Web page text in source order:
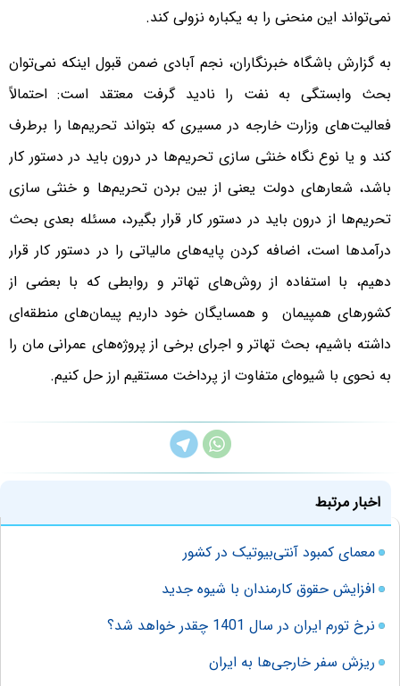
نمی‌تواند این منحنی را به یکباره نزولی کند.
به گزارش باشگاه خبرنگاران، نجم آبادی ضمن قبول اینکه نمی‌توان
بحث وابستگی به نفت را نادید گرفت معتقد است: احتمالاً
فعالیت‌های وزارت خارجه در مسیری که بتواند تحریم‌ها را برطرف
کند و یا نوع نگاه خنثی سازی تحریم‌ها در درون باید در دستور کار
باشد، شعار‌های دولت یعنی از بین بردن تحریم‌ها و خنثی سازی
تحریم‌ها از درون باید در دستور کار قرار بگیرد، مسئله بعدی بحث
درآمد‌ها است، اضافه کردن پایه‌های مالیاتی را در دستور کار قرار
دهیم، با استفاده از روش‌های تهاتر و روابطی که با بعضی از
کشور‌های همپیمان و همسایگان خود داریم پیمان‌های منطقه‌ای
داشته باشیم، بحث تهاتر و اجرای برخی از پروژه‌های عمرانی مان را
به نحوی با شیوه‌ای متفاوت از پرداخت مستقیم ارز حل کنیم.
اخبار مرتبط
معمای کمبود آنتی‌بیوتیک در کشور
افزایش حقوق کارمندان با شیوه جدید
نرخ تورم ایران در سال 1401 چقدر خواهد شد؟
ریزش سفر خارجی‌ها به ایران